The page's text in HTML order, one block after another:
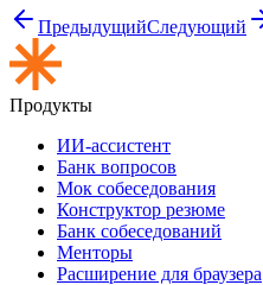
ПредыдущийСледующий
Продукты
ИИ-ассистент
Банк вопросов
Мок собеседования
Конструктор резюме
Банк собеседований
Менторы
Расширение для браузера